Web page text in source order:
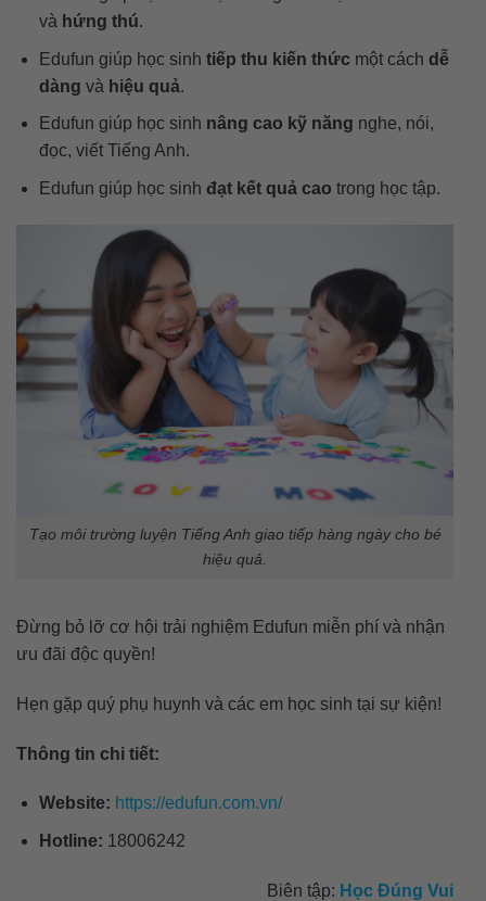
và hứng thú.
Edufun giúp học sinh tiếp thu kiến thứcmột cách dễ
dàng và hiệu quả.
Edufun giúp học sinh nâng cao kỹ năng nghe, nói,
đọc, viết Tiếng Anh.
Edufun giúp học sinh đạt kết quả cao trong học tập.
Tạo môi trường luyện Tiếng Anh giao tiếp hàng ngày cho bé
hiệu quả.
Đừng bỏ lỡ cơ hội trải nghiệm Edufun miễn phí và nhận
ưu đãi độc quyền!
Hẹn gặp quý phụ huynh và các em học sinh tại sự kiện!
Thông tin chi tiết:
Website: https://edufun.com.vn/
Hotline: 18006242
Biên tập: Học Đúng Vui